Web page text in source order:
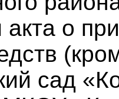
о
сад